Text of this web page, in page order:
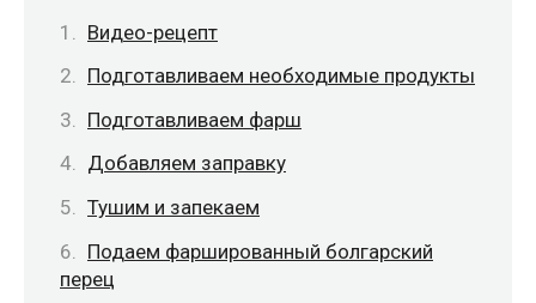
Видео-рецепт
Подготавливаем необходимые продукты
Подготавливаем фарш
Добавляем заправку
Тушим и запекаем
Подаем фаршированный болгарский
перец